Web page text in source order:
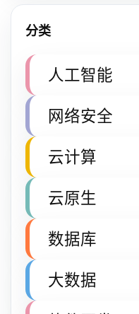
分类
人工智能
网络安全
云计算
云原生
数据库
大数据